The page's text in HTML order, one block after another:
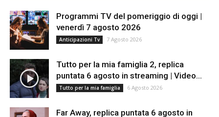
Programmi TV del pomeriggio di oggi |
venerdì 7 agosto 2026
Anticipazioni Tv 7 Agosto 2026
Tutto per la mia famiglia 2, replica
puntata 6 agosto in streaming | Video...
Tutto per la mia famiglia 6 Agosto 2026
Far Away, replica puntata 6 agosto in